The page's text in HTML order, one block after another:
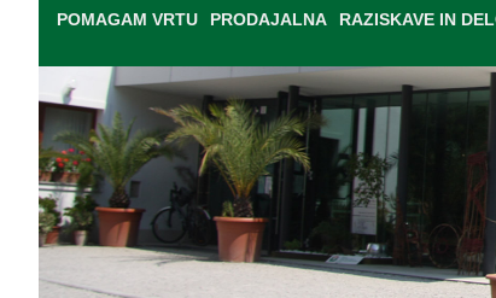
POMAGAM VRTU
PRODAJALNA RAZISKAVE IN